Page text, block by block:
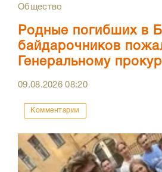
Общество
Родные погибших в
байдарочников
Генеральному
09.08.202608:20
Комментарии